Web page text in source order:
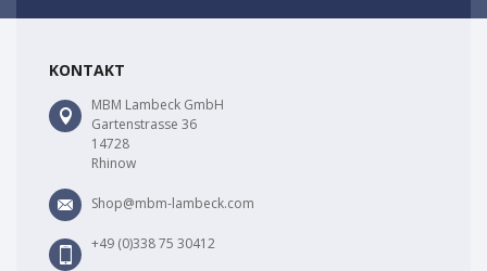
KONTAKT
MBM Lambeck GmbH
Gartenstrasse 36
14728
Rhinow
Shop@mbm-lambeck.com
+49 (0)338 75 30412